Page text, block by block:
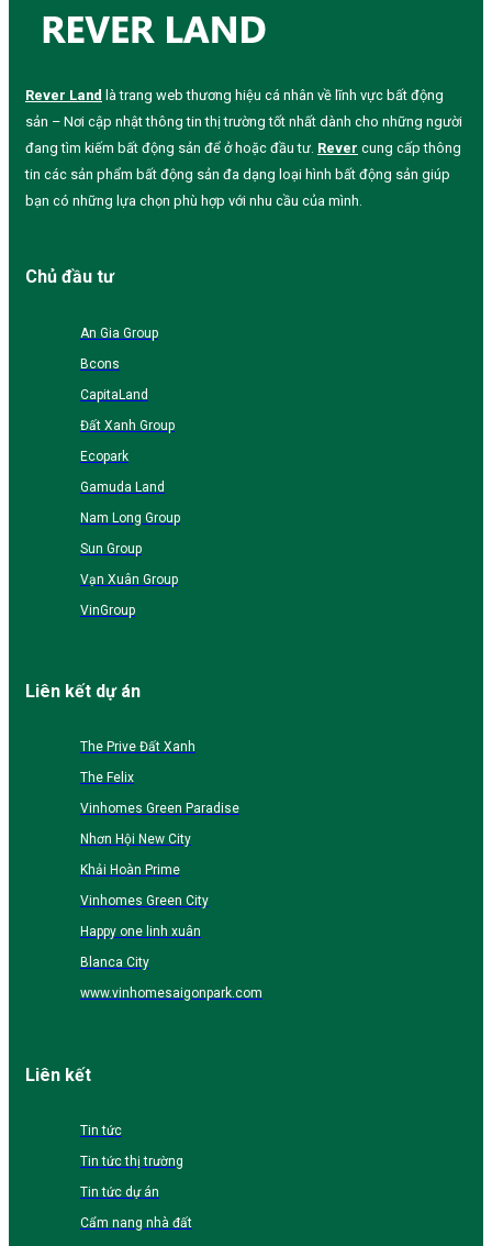
Rever Land là trang web thương hiệu cá nhân về lĩnh vực bất động
sản – Nơi cập nhật thông tin thị trường tốt nhất dành cho những người
đang tìm kiếm bất động sản để ở hoặc đầu tư. Rever cung cấp thông
tin các sản phẩm bất động sản đa dạng loại hình bất động sản giúp
bạn có những lựa chọn phù hợp với nhu cầu của mình.
Chủ đầu tư
An Gia Group
Bcons
CapitaLand
Đất Xanh Group
Ecopark
Gamuda Land
Nam Long Group
Sun Group
Vạn Xuân Group
VinGroup
Liên kết dự án
The Prive Đất Xanh
The Felix
Vinhomes Green Paradise
Nhơn Hội New City
Khải Hoàn Prime
Vinhomes Green City
Happy one linh xuân
Blanca City
www.vinhomesaigonpark.com
Liên kết
Tin tức
Tin tức thị trường
Tin tức dự án
Cẩm nang nhà đất